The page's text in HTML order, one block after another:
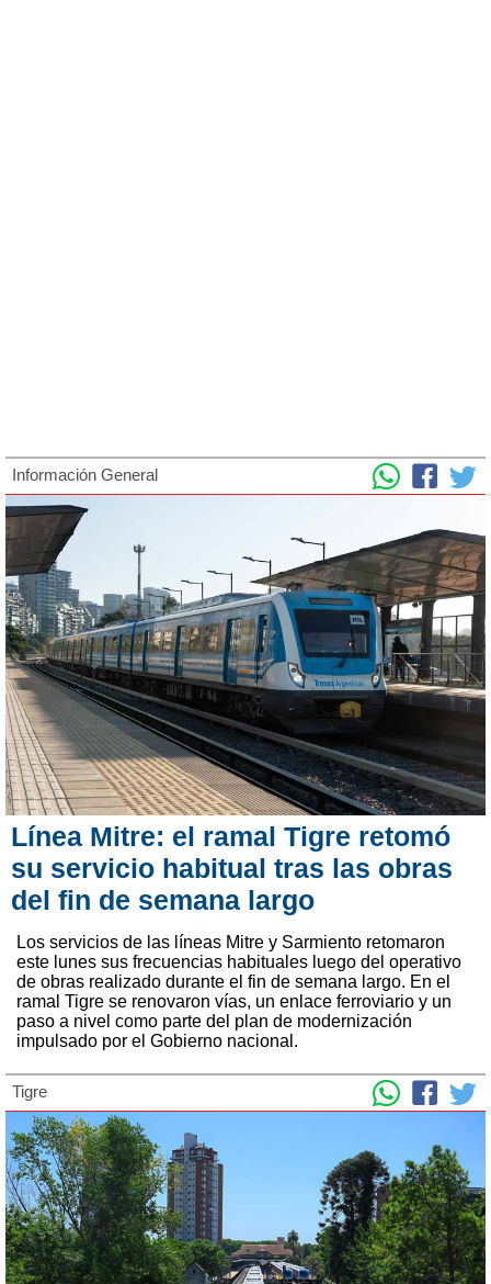
Información General
Línea Mitre: el ramal Tigre retomó
su servicio habitual tras las obras
del fin de semana largo
Los servicios de las líneas Mitre y Sarmiento retomaron
este lunes sus frecuencias habituales luego del operativo
de obras realizado durante el fin de semana largo. En el
ramal Tigre se renovaron vías, un enlace ferroviario y un
paso a nivel como parte del plan de modernización
impulsado por el Gobierno nacional.
Tigre